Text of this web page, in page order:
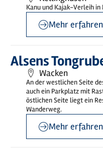
Kanu und Kajak-Verleih in
Mehr erfahren
Alsens
Wacken
An der westlichen Seite
auch ein Parkplatz mit
östlichen Seite liegt ein
Wanderweg.
Mehr
erfahren
Mehr erfahren